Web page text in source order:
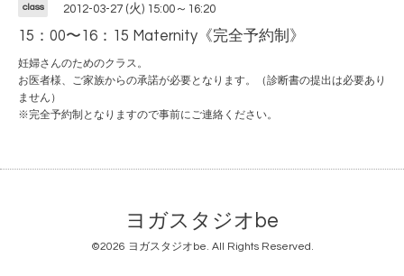
class 2012-03-27 (火) 15:00～16:20
15：00〜16：15 Maternity《完全予約制》
妊婦さんのためのクラス。
お医者様、ご家族からの承諾が必要となります。（診断書の提出は必要あり
ません）
※完全予約制となりますので事前にご連絡ください。
ヨガスタジオbe
©2026 ヨガスタジオbe. All Rights Reserved.